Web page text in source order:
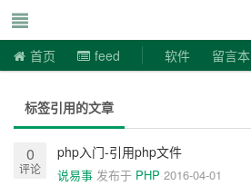
首页 feed 软件 留言本
标签引用的文章
0
评论
php入门-引用php文件
说易事 发布于 PHP 2016-04-01